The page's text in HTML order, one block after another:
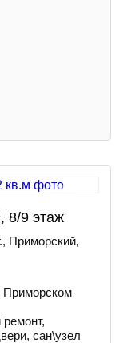
, 8/9 этаж
Приморский,
Приморском
сан\узел